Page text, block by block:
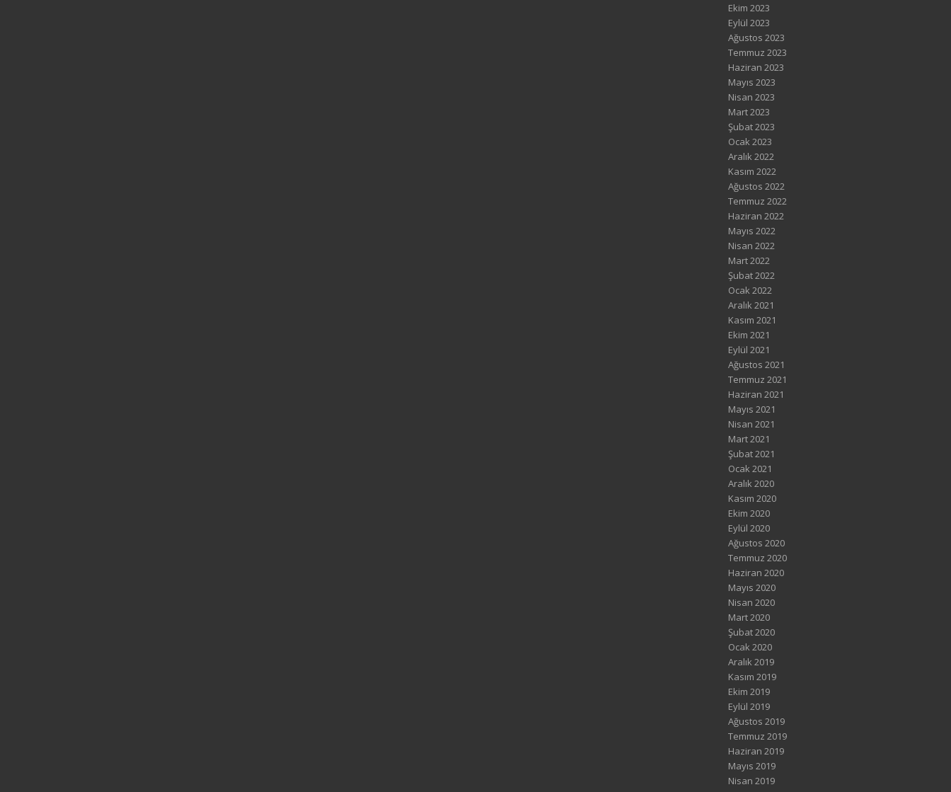
Ekim 2023
Eylül 2023
Ağustos 2023
Temmuz 2023
Haziran 2023
Mayıs 2023
Nisan 2023
Mart 2023
Şubat 2023
Ocak 2023
Aralık 2022
Kasım 2022
Ağustos 2022
Temmuz 2022
Haziran 2022
Mayıs 2022
Nisan 2022
Mart 2022
Şubat 2022
Ocak 2022
Aralık 2021
Kasım 2021
Ekim 2021
Eylül 2021
Ağustos 2021
Temmuz 2021
Haziran 2021
Mayıs 2021
Nisan 2021
Mart 2021
Şubat 2021
Ocak 2021
Aralık 2020
Kasım 2020
Ekim 2020
Eylül 2020
Ağustos 2020
Temmuz 2020
Haziran 2020
Mayıs 2020
Nisan 2020
Mart 2020
Şubat 2020
Ocak 2020
Aralık 2019
Kasım 2019
Ekim 2019
Eylül 2019
Ağustos 2019
Temmuz 2019
Haziran 2019
Mayıs 2019
Nisan 2019